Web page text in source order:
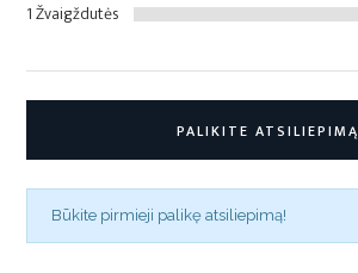
1 Žvaigždutės
PALIKITE ATSILIEPIMĄ
Būkite pirmieji palikę atsiliepimą!